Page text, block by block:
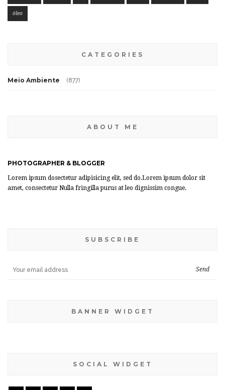
óleo
CATEGORIES
Meio Ambiente (877)
ABOUT ME
PHOTOGRAPHER & BLOGGER
Lorem ipsum dosectetur adipisicing elit, sed do.Lorem ipsum dolor sit
amet, consectetur Nulla fringilla purus at leo dignissim congue.
SUBSCRIBE
BANNER WIDGET
SOCIAL WIDGET